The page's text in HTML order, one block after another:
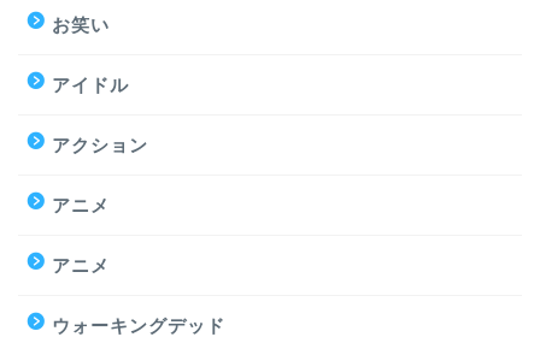
お笑い
アイドル
アクション
アニメ
アニメ
ウォーキングデッド